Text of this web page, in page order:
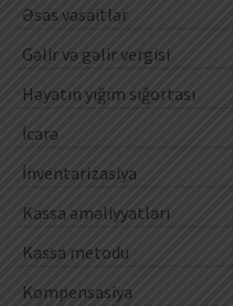
Əsas vəsaitlər
Gəlir və gəlir vergisi
Həyatın yığım sığortası
İcarə
İnventarizasiya
Kassa əməliyyatları
Kassa metodu
Kompensasiya